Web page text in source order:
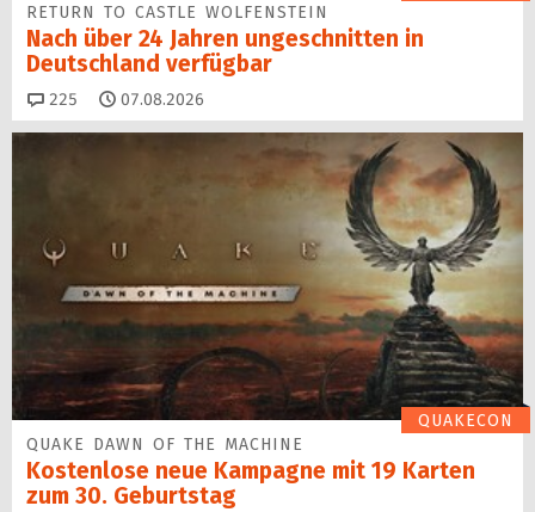
RETURN TO CASTLE WOLFENSTEIN
Nach über 24 Jahren ungeschnitten in
Deutschland verfügbar
225 Kommentare
07.08.2026
QUAKECON
QUAKE DAWN OF THE MACHINE
Kostenlose neue Kampagne mit 19 Karten
zum 30. Geburtstag